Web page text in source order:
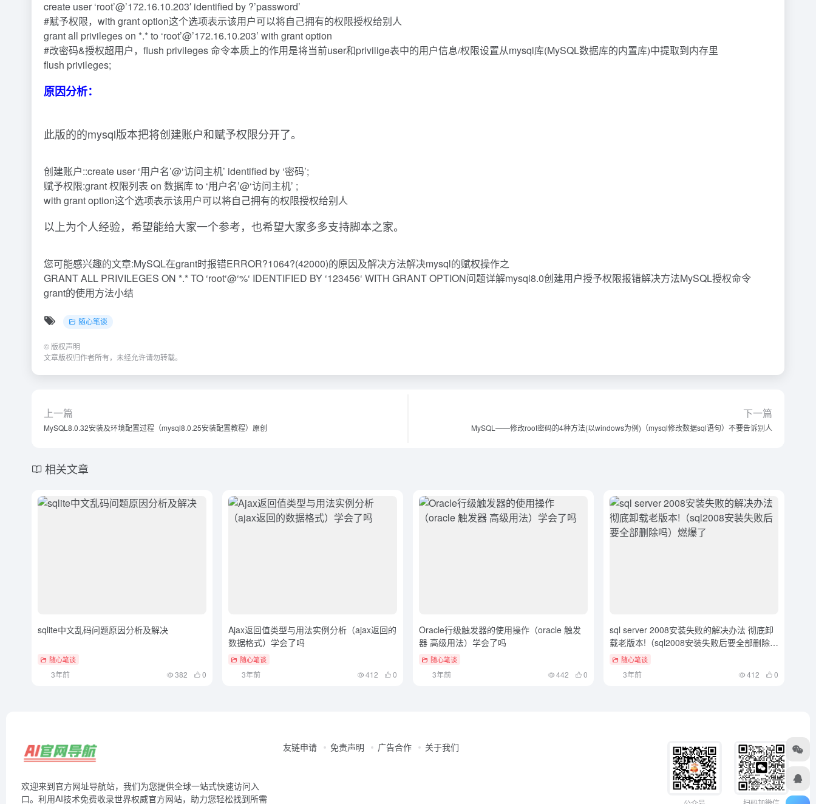
create user ‘root’@’172.16.10.203′ identified by ?’password’
#赋予权限，with grant option这个选项表示该用户可以将自己拥有的权限授权给别人
grant all privileges on *.* to ‘root’@’172.16.10.203’ with grant option
#改密码&授权超用户，flush privileges 命令本质上的作用是将当前user和privilige表中的用户信息/权限设置从mysql库(MySQL数据库的内置库)中提取到内存里
flush privileges;
原因分析：
此版的的mysql版本把将创建账户和赋予权限分开了。
创建账户::create user ‘用户名’@‘访问主机’ identified by ‘密码’;
赋予权限:grant 权限列表 on 数据库 to ‘用户名’@‘访问主机’ ;
with grant option这个选项表示该用户可以将自己拥有的权限授权给别人
以上为个人经验，希望能给大家一个参考，也希望大家多多支持脚本之家。
您可能感兴趣的文章:MySQL在grant时报错ERROR?1064?(42000)的原因及解决方法解决mysql的赋权操作之
GRANT ALL PRIVILEGES ON *.* TO ‘root‘@‘%‘ IDENTIFIED BY ‘123456‘ WITH GRANT OPTION问题详解mysql8.0创建用户授予权限报错解决方法MySQL授权命令
grant的使用方法小结
随心笔谈
© 版权声明
文章版权归作者所有，未经允许请勿转载。
上一篇
MySQL8.0.32安装及环境配置过程（mysql8.0.25安装配置教程）原创
下一篇
MySQL——修改root密码的4种方法(以windows为例)（mysql修改数据sql语句）不要告诉别人
相关文章
sqlite中文乱码问题原因分析及解决
随心笔谈
3年前 382 0
Ajax返回值类型与用法实例分析（ajax返回的
数据格式）学会了吗
随心笔谈
3年前 412 0
Oracle行级触发器的使用操作（oracle 触发
器 高级用法）学会了吗
随心笔谈
3年前 442 0
sql server 2008安装失败的解决办法 彻底卸
载老版本!（sql2008安装失败后要全部删除
吗）燃爆了
随心笔谈
3年前 412 0
欢迎来到官方网址导航站，我们为您提供全球一站式快速访问入
口。利用AI技术免费收录世界权威官方网站，助力您轻松找到所需
友链申请 免责声明 广告合作 关于我们